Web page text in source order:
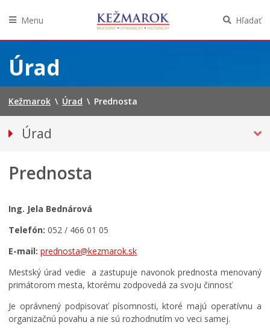
obsah
Menu Hľadať
Úrad
Kežmarok \ Úrad \ Prednosta
Úrad
PREDNOSTA
Sekcie úradu
Životné situácie
Oznamovanie podozrení z podvodov
Zamestnanie v samospráve
Prednosta
Ing. Jela Bednárová
Telefón: 052 / 466 01 05
E-mail: prednosta@kezmarok.sk
Mestský úrad vedie a zastupuje navonok prednosta menovaný
primátorom mesta, ktorému zodpovedá za svoju činnosť
Je oprávnený podpisovať písomnosti, ktoré majú operatívnu a
organizačnú povahu a nie sú rozhodnutím vo veci samej.